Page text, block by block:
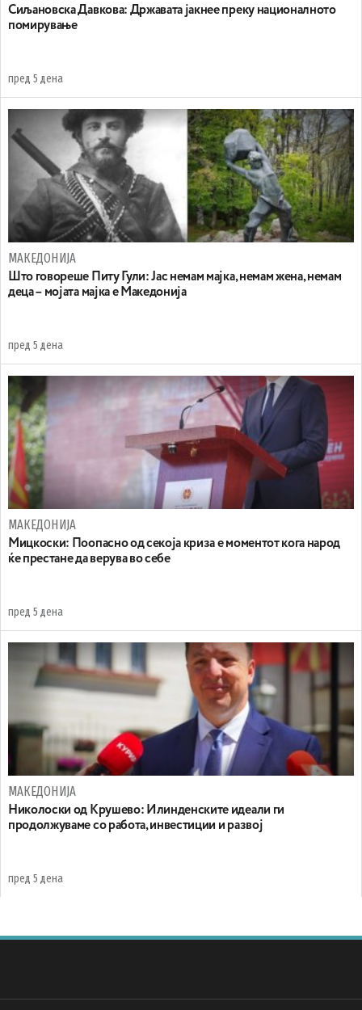
Сиљановска Давкова: Државата јакнее преку националното
помирување
пред 5 дена
МАКЕДОНИЈА
Што говореше Питу Гули: Јас немам мајка, немам жена, немам
деца – мојата мајка е Македонија
пред 5 дена
МАКЕДОНИЈА
Мицкоски: Поопасно од секоја криза е моментот кога народ
ќе престане да верува во себе
пред 5 дена
МАКЕДОНИЈА
Николоски од Крушево: Илинденските идеали ги
продолжуваме со работа, инвестиции и развој
пред 5 дена